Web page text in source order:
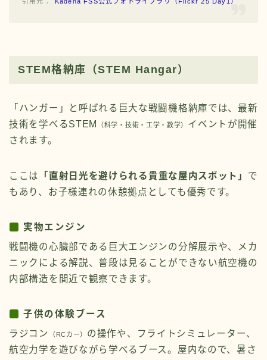
STEM格納庫（STEM Hangar）
「ハンガー」と呼ばれる巨大な戦闘機格納庫では、最新
技術を学べるSTEM
（科学・技術・工学・数学） イベントが開催
されます。
ここは 「直射日光を避けられる貴重な屋内スポット」 で
もあり、お子様連れの休憩拠点としても優秀です。
実物エンジン
戦闘機の心臓部である巨大エンジンの分解展示や、メカ
ニックによる解説、普段は見ることができない航空機の
内部構造を間近で観察できます。
子供の体験ブース
ラジコン
（RCカー） の操作や、フライトシミュレーター、
航空力学を遊びながら学べるブース。屋内なので、暑さ